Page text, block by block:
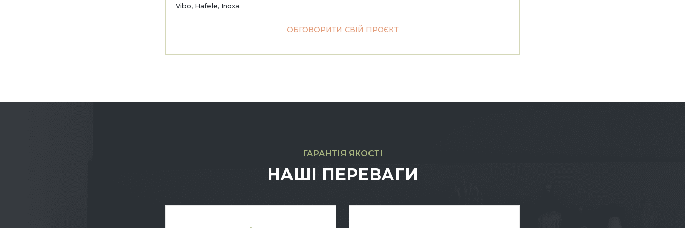
Vibo, Hafele, Inoxa
ОБГОВОРИТИ СВІЙ ПРОЄКТ
ГАРАНТІЯ ЯКОСТІ
НАШІ ПЕРЕВАГИ